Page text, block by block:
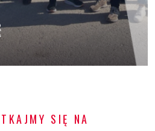
O nas SIĘ NA